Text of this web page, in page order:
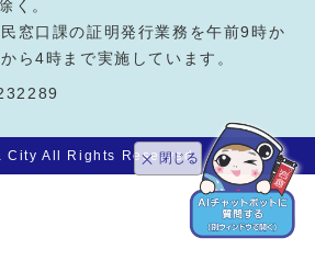
閉じる
く。
窓口課の証明発行業務を午前9時か
ら4時まで実施しています。
City All Rights Reserved.